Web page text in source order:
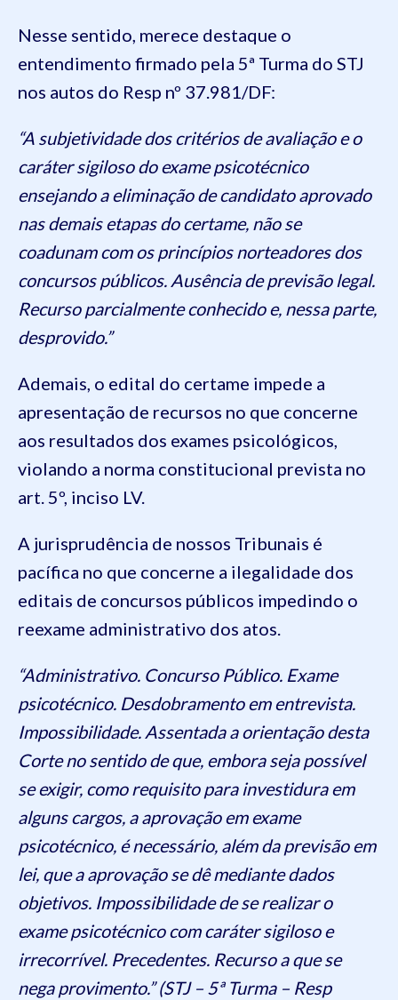
Nesse sentido, merece destaque o
entendimento firmado pela 5ª Turma do STJ
nos autos do Resp nº 37.981/DF:
“A subjetividade dos critérios de avaliação e o
caráter sigiloso do exame psicotécnico
ensejando a eliminação de candidato aprovado
nas demais etapas do certame, não se
coadunam com os princípios norteadores dos
concursos públicos. Ausência de previsão legal.
Recurso parcialmente conhecido e, nessa parte,
desprovido.”
Ademais, o edital do certame impede a
apresentação de recursos no que concerne
aos resultados dos exames psicológicos,
violando a norma constitucional prevista no
art. 5º, inciso LV.
A jurisprudência de nossos Tribunais é
pacífica no que concerne a ilegalidade dos
editais de concursos públicos impedindo o
reexame administrativo dos atos.
“Administrativo. Concurso Público. Exame
psicotécnico. Desdobramento em entrevista.
Impossibilidade. Assentada a orientação desta
Corte no sentido de que, embora seja possível
se exigir, como requisito para investidura em
alguns cargos, a aprovação em exame
psicotécnico, é necessário, além da previsão em
lei, que a aprovação se dê mediante dados
objetivos. Impossibilidade de se realizar o
exame psicotécnico com caráter sigiloso e
irrecorrível. Precedentes. Recurso a que se
nega provimento.” (STJ – 5ª Turma – Resp